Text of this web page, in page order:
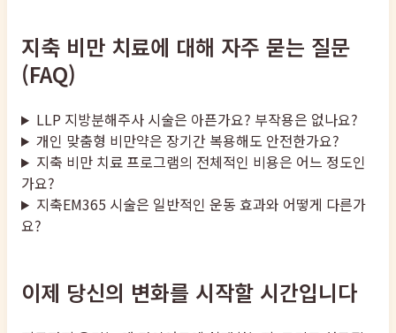
지축 비만 치료에 대해 자주 묻는 질문
(FAQ)
LLP 지방분해주사 시술은 아픈가요? 부작용은 없나요?
개인 맞춤형 비만약은 장기간 복용해도 안전한가요?
지축 비만 치료 프로그램의 전체적인 비용은 어느 정도인
가요?
지축EM365 시술은 일반적인 운동 효과와 어떻게 다른가
요?
이제 당신의 변화를 시작할 시간입니다